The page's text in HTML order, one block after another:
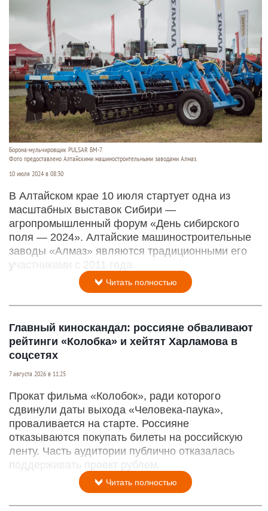
Борона-мульчировщик PULSAR БМ-7.
Фото предоставлено Алтайскими машиностроительными заводами Алмаз.
10 июля 2024 в 08:30
В Алтайском крае 10 июля стартует одна из
масштабных выставок Сибири —
агропромышленный форум «День сибирского
поля — 2024». Алтайские машиностроительные
заводы «Алмаз» являются традиционными его
участниками с 2011 года.
Читать полностью
Главный киноскандал: россияне обваливают
рейтинги «Колобка» и хейтят Харламова в
соцсетях
7 августа 2026 в 11:25
Прокат фильма «Колобок», ради которого
сдвинули даты выхода «Человека-паука»,
проваливается на старте. Россияне
отказываются покупать билеты на российскую
ленту. Часть аудитории публично отказалась
поддерживать проект рублем.
Читать полностью